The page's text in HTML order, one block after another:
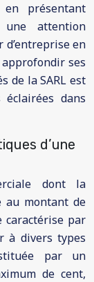
présentant
attention
d’entreprise en
ses
de la SARL est
dans
d’une
dont la
au montant de
caractérise par
à divers types
par un
de cent,